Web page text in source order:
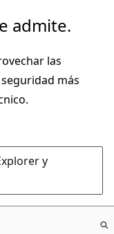
admite.
las
más
y